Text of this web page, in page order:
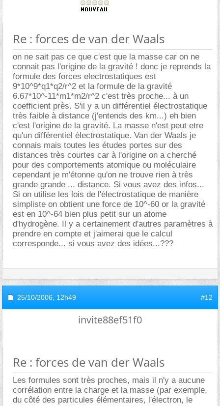
Re : forces de van der Waals
on ne sait pas ce que c'est que la masse car on ne
connait pas l'origine de la gravité ! donc je reprends la
formule des forces electrostatiques est
9*10^9*q1*q2/r^2 et la formule de la gravité
6.67*10^-11*m1*m2/r^2 c'est très proche... à un
coefficient près. S'il y a un différentiel électrostatique
très faible à distance (j'entends des km...) eh bien
c'est l'origine de la gravité. La masse n'est peut etre
qu'un différentiel électrostatique. Van der Waals je
connais mais toutes les études portes sur des
distances très courtes car à l'origine on a cherché
pour des comportements atomique ou moléculaire
cependant je m'étonne qu'on ne trouve rien à très
grande grande ... distance. Si vous avez des infos...
Si on utilise les lois de l'électrostatique de manière
simpliste on obtient une force de 10^-60 or la gravité
est en 10^-64 bien plus petit sur un atome
d'hydrogène. Il y a certainement d'autres paramètres à
prendre en compte et j'aimerai que le calcul
corresponde... si vous avez des idées...???
25/10/2006, 12h49 #12
invite88ef51f0
Re : forces de van der Waals
Les formules sont très proches, mais il n'y a aucune
corrélation entre la charge et la masse (par exemple,
du côté des particules élémentaires, l'électron, le